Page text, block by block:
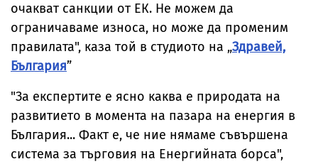
очакват санкции от ЕК. Не можем да
ограничаваме износа, но може да променим
правилата", каза той в студиото на „Здравей,
България”
"За експертите е ясно каква е природата на
развитието в момента на пазара на енергия в
България... Факт е, че ние нямаме съвършена
система за търговия на Енергийната борса",